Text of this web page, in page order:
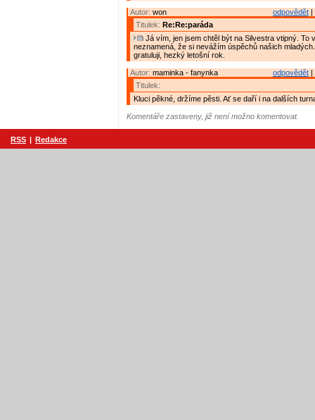
odpovědět |
Autor: won
Titulek: Re:Re:paráda
Já vím, jen jsem chtěl být na Silvestra vtipný. To
neznamená, že si nevážím úspěchů našich
gratuluji, hezký letošní rok.
odpovědět |
Autor: maminka - fanynka
Titulek:
Kluci pěkné, držíme pěsti. Ať se daří i na dalších
Komentáře zastaveny, již není možno komentovat.
RSS | Redakce